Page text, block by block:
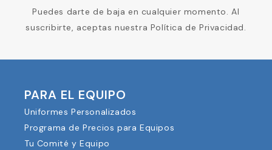
Puedes darte de baja en cualquier momento. Al
suscribirte, aceptas nuestra Política de Privacidad.
PARA EL EQUIPO
Uniformes Personalizados
Programa de Precios para Equipos
Tu Comité y Equipo